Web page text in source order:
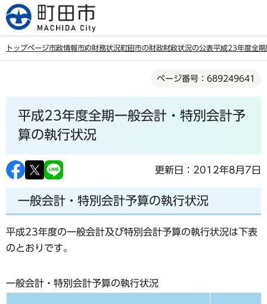
こ
の
トップページ市政情報市の財務状況町田市の財政財政状況の公表平成23年度全期
ページ番号：689249641
平成23年度全期一般会計・特別会計予
算の執行状況
更新日：2012年8月7日
一般会計・特別会計予算の執行状況
平成23年度の一般会計及び特別会計予算の執行状況は下表
のとおりです。
一般会計・特別会計予算の執行状況